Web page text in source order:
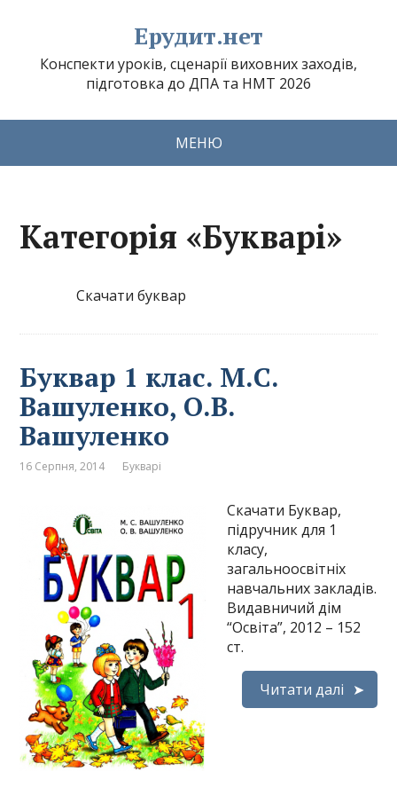
Ерудит.нет
Конспекти уроків, сценарії виховних заходів,
підготовка до ДПА та НМТ 2026
МЕНЮ
Категорія «Букварі»
Скачати буквар
Буквар 1 клас. М.С.
Вашуленко, О.В.
Вашуленко
16 Серпня, 2014 Букварі
Скачати Буквар,
підручник для 1
класу,
загальноосвітніх
навчальних закладів.
Видавничий дім
“Освіта”, 2012 – 152
ст.
Читати далі